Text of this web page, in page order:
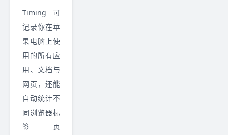
Timing 可
记录你在苹
果电脑上使
用的所有应
用、文档与
网页，还能
自动统计不
同浏览器标
签页